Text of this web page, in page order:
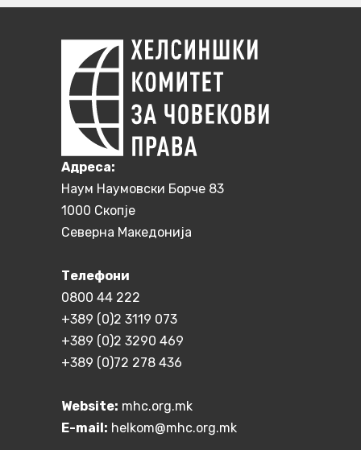
Aдреса:
Наум Наумовски Борче 83
1000 Скопје
Северна Македонија
Телефони
0800 44 222
+389 (0)2 3119 073
+389 (0)2 3290 469
+389 (0)72 278 436
Website: mhc.org.mk
E-mail: helkom@mhc.org.mk